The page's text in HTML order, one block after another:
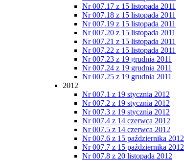
Nr 007.17 z 15 listopada 2011
Nr 007.18 z 15 listopada 2011
Nr 007.19 z 15 listopada 2011
Nr 007.20 z 15 listopada 2011
Nr 007.21 z 15 listopada 2011
Nr 007.22 z 15 listopada 2011
Nr 007.23 z 19 grudnia 2011
Nr 007.24 z 19 grudnia 2011
Nr 007.25 z 19 grudnia 2011
2012
Nr 007.1 z 19 stycznia 2012
Nr 007.2 z 19 stycznia 2012
Nr 007.3 z 19 stycznia 2012
Nr 007.4 z 14 czerwca 2012
Nr 007.5 z 14 czerwca 2012
Nr 007.6 z 15 października 2012
Nr 007.7 z 15 października 2012
Nr 007.8 z 20 listopada 2012